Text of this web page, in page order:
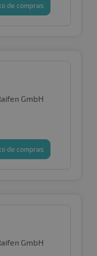
de compras
GmbH
de compras
GmbH